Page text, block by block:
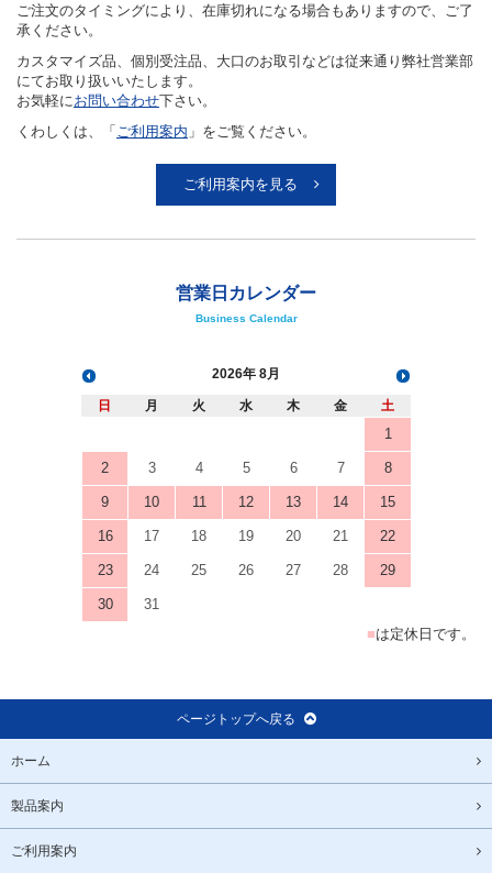
ご注文のタイミングにより、在庫切れになる場合もありますので、ご了
承ください。
カスタマイズ品、個別受注品、大口のお取引などは従来通り弊社営業部
にてお取り扱いいたします。
お気軽にお問い合わせ下さい。
くわしくは、「 ご利用案内 」をご覧ください。
ご利用案内を見る
営業日カレンダー
Business Calendar
2026 8月
日 月 火 水 木 金 土
1
2 3 4 5 6 7 8
9 10 11 12 13 14 15
16 17 18 19 20 21 22
23 24 25 26 27 28 29
30
31
■は定休日です。
ページトップへ戻る
ホーム
製品案内
ご利用案内